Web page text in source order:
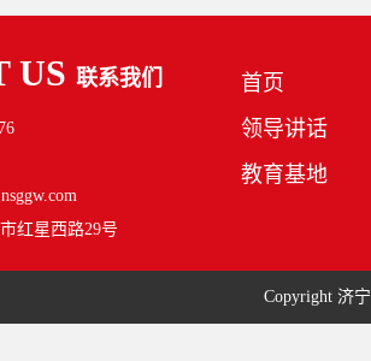
US 联系我们
红星西路29号
首页
领导讲话
教育基地
Copyright 济